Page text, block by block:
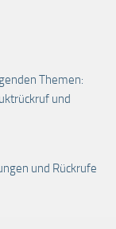
Themen:
und
und Rückrufe